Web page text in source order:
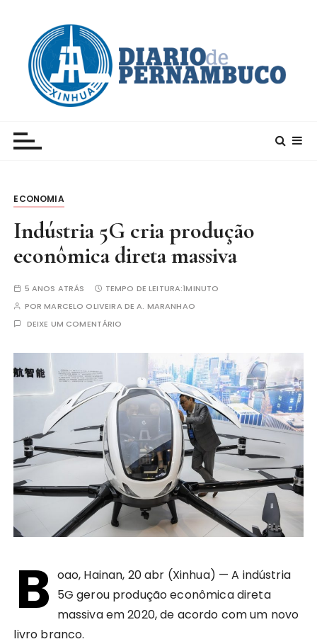
ECONOMIA
Indústria 5G cria produção
econômica direta massiva
5 ANOS ATRÁS TEMPO DE LEITURA:1MINUTO
PORMARCELO OLIVEIRA DE A. MARANHAO
DEIXE UM COMENTÁRIO
B oao, Hainan, 20 abr (Xinhua) — A indústria
5G gerou produção econômica direta
massiva em 2020, de acordo com um novo
livro branco.